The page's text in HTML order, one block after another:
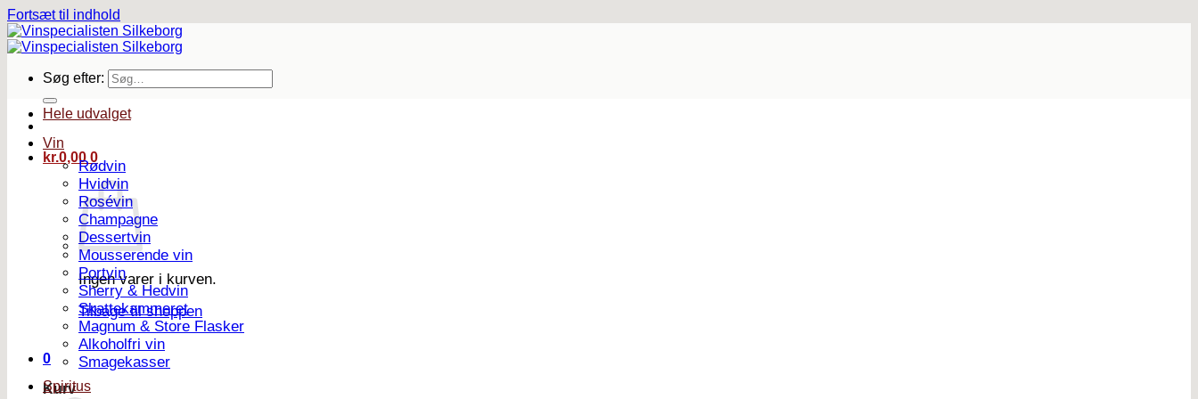
Fortsæt til indhold
Søg efter:
kr.0,00 0
Ingen varer i kurven.
Tilbage til shoppen
0
Kurv
Hele udvalget
Vin
Rødvin
Hvidvin
Rosévin
Champagne
Dessertvin
Mousserende vin
Portvin
Sherry & Hedvin
Skattekammeret
Magnum & Store Flasker
Alkoholfri vin
Smagekasser
Spiritus